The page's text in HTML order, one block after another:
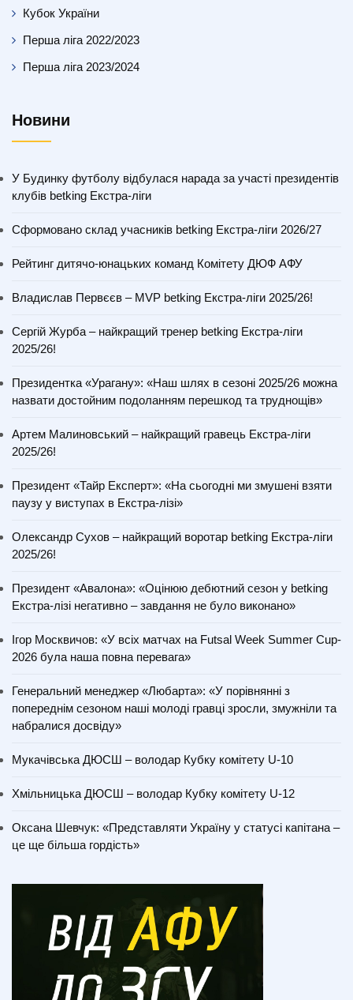
Кубок України
Перша ліга 2022/2023
Перша ліга 2023/2024
Новини
У Будинку футболу відбулася нарада за участі президентів
клубів betking Екстра-ліги
Сформовано склад учасників betking Екстра-ліги 2026/27
Рейтинг дитячо-юнацьких команд Комітету ДЮФ АФУ
Владислав Первєєв – MVP betking Екстра-ліги 2025/26!
Сергій Журба – найкращий тренер betking Екстра-ліги
2025/26!
Президентка «Урагану»: «Наш шлях в сезоні 2025/26 можна
назвати достойним подоланням перешкод та труднощів»
Артем Малиновський – найкращий гравець Екстра-ліги
2025/26!
Президент «Тайр Експерт»: «На сьогодні ми змушені взяти
паузу у виступах в Екстра-лізі»
Олександр Сухов – найкращий воротар betking Екстра-ліги
2025/26!
Президент «Авалона»: «Оцінюю дебютний сезон у betking
Екстра-лізі негативно – завдання не було виконано»
Ігор Москвичов: «У всіх матчах на Futsal Week Summer Cup-
2026 була наша повна перевага»
Генеральний менеджер «Любарта»: «У порівнянні з
попереднім сезоном наші молоді гравці зросли, змужніли та
набралися досвіду»
Мукачівська ДЮСШ – володар Кубку комітету U-10
Хмільницька ДЮСШ – володар Кубку комітету U-12
Оксана Шевчук: «Представляти Україну у статусі капітана –
це ще більша гордість»